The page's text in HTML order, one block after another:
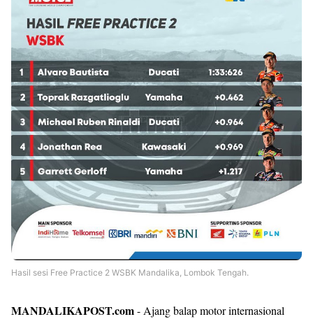
Hasil sesi Free Practice 2 WSBK Mandalika, Lombok Tengah.
MANDALIKAPOST.com- Ajang balap motor internasional